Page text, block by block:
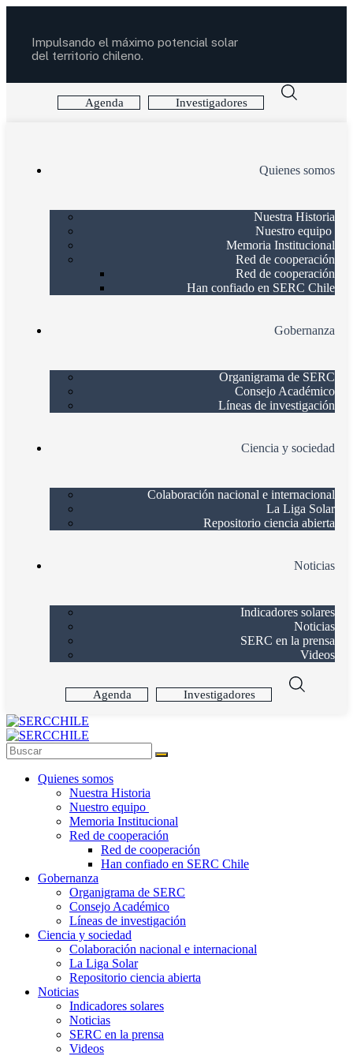
Impulsando el máximo potencial solar
del territorio chileno.
Agenda Investigadores
Quienes somos
Nuestra Historia
Nuestro equipo
Memoria Institucional
Red de cooperación
Red de cooperación
Han confiado en SERC Chile
Gobernanza
Organigrama de SERC
Consejo Académico
Líneas de investigación
Ciencia y sociedad
Colaboración nacional e internacional
La Liga Solar
Repositorio ciencia abierta
Noticias
Indicadores solares
Noticias
SERC en la prensa
Videos
Agenda Investigadores
Quienes somos
Nuestra Historia
Nuestro equipo
Memoria Institucional
Red de cooperación
Red de cooperación
Han confiado en SERC Chile
Gobernanza
Organigrama de SERC
Consejo Académico
Líneas de investigación
Ciencia y sociedad
Colaboración nacional e internacional
La Liga Solar
Repositorio ciencia abierta
Noticias
Indicadores solares
Noticias
SERC en la prensa
Videos